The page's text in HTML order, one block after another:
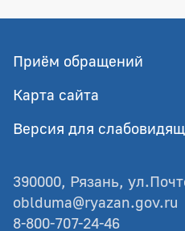
Приём обращений
Карта сайта
Версия для
390000, Рязань,
oblduma@ryazan.gov.ru
8-800-707-24-46